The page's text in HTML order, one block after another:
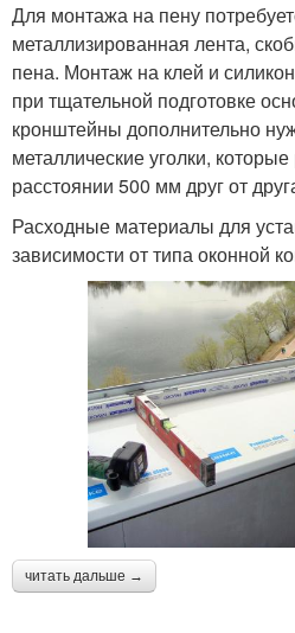
Для монтажа на пену
металлизированная лента,
пена. Монтаж на клей и
при тщательной подготовке
кронштейны дополнительно
металлические уголки,
расстоянии 500 мм друг от
Расходные материалы для
зависимости от типа оконной
читать дальше →